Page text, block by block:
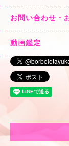
お問い合わせ・
動画鑑定